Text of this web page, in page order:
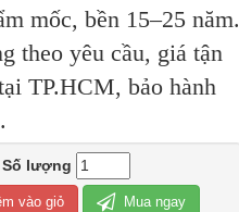
mốc, bền 15–25 năm.
theo yêu cầu, giá tận
TP.HCM, bảo hành
Số lượng
vào giỏ Mua ngay